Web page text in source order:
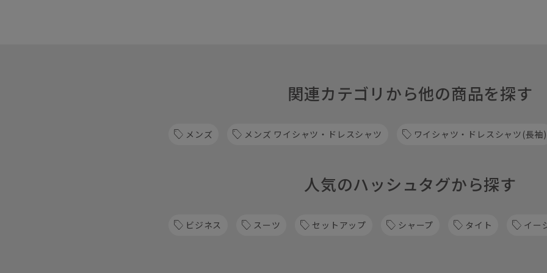
関連カテゴリから他の商品を探す
メンズ メンズ ワイシャツ・ドレスシャツ ワイシャツ・ドレスシャツ(長袖)
人気のハッシュタグから探す
ビジネス スーツ セットアップ シャープ タイト イー